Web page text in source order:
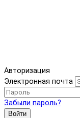
Авторизация
Электронная почта
Забыли пароль?
Войти